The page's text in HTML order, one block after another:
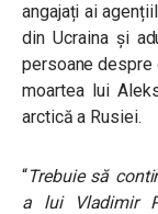
angajați ai
din Ucraina și
persoane despre
moartea lui
arctică a Rusiei.
“Trebuie să
a lui Vladimir